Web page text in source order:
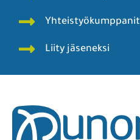
Yhteistyökumppanit
Liity jäseneksi